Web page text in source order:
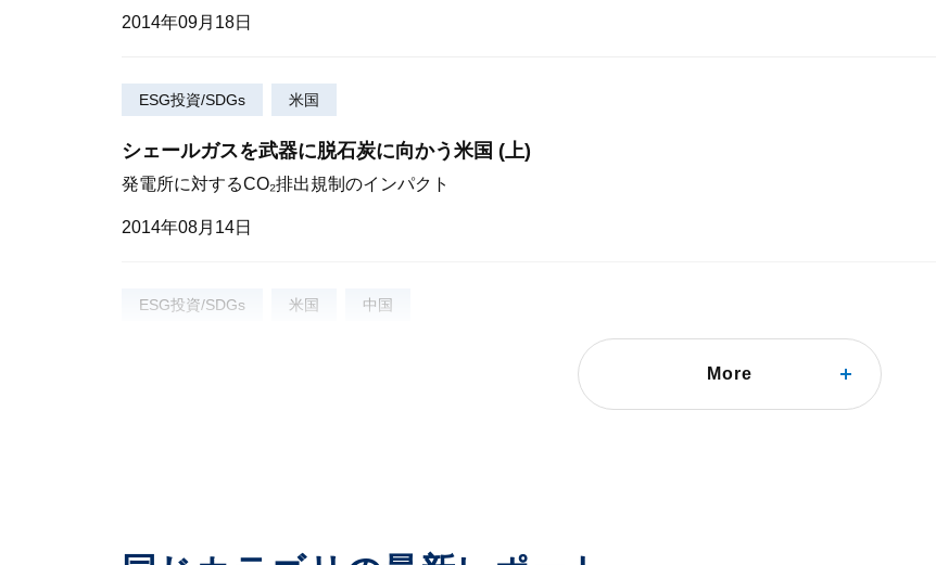
2014年09月18日
ESG投資/SDGs 米国
シェールガスを武器に脱石炭に向かう米国 (上)
発電所に対するCO₂排出規制のインパクト
2014年08月14日
ESG投資/SDGs 米国 中国
More